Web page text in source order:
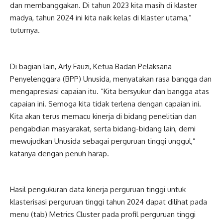
dan membanggakan. Di tahun 2023 kita masih di klaster
madya, tahun 2024 ini kita naik kelas di klaster utama,”
tuturnya.
Di bagian lain, Arly Fauzi, Ketua Badan Pelaksana
Penyelenggara (BPP) Unusida, menyatakan rasa bangga dan
mengapresiasi capaian itu. “Kita bersyukur dan bangga atas
capaian ini. Semoga kita tidak terlena dengan capaian ini.
Kita akan terus memacu kinerja di bidang penelitian dan
pengabdian masyarakat, serta bidang-bidang lain, demi
mewujudkan Unusida sebagai perguruan tinggi unggul,”
katanya dengan penuh harap.
Hasil pengukuran data kinerja perguruan tinggi untuk
klasterisasi perguruan tinggi tahun 2024 dapat dilihat pada
menu (tab) Metrics Cluster pada profil perguruan tinggi